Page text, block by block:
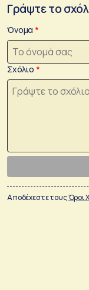
Γράψτε το
Όνομα
Σχόλιο
Αποδέχεστε τουςΌροι